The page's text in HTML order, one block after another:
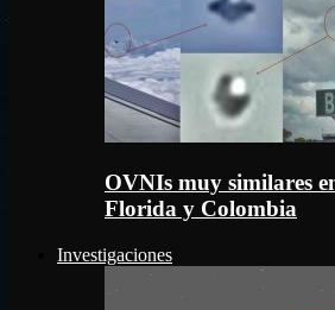
OVNIs muy similares
Florida y Colombia
Investigaciones